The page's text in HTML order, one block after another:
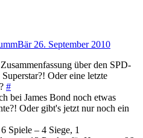
26. September 2010
über den SPD-
Oder eine letzte
#
bei James Bond noch etwas
Oder gibt's jetzt nur noch ein
Spiele – 4 Siege, 1